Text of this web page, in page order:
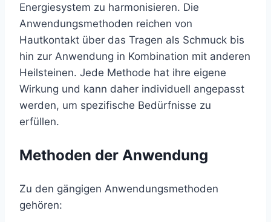
Energiesystem zu harmonisieren. Die
Anwendungsmethoden reichen von
Hautkontakt über das Tragen als Schmuck bis
hin zur Anwendung in Kombination mit anderen
Heilsteinen. Jede Methode hat ihre eigene
Wirkung und kann daher individuell angepasst
werden, um spezifische Bedürfnisse zu
erfüllen.
Methoden der Anwendung
Zu den gängigen Anwendungsmethoden
gehören: